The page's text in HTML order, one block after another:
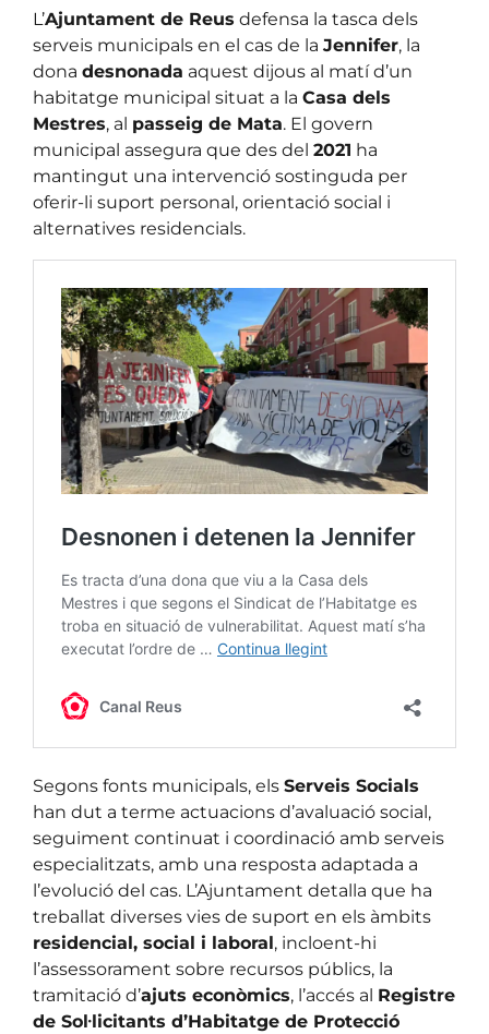
L’Ajuntament de Reus defensa la tasca dels
serveis municipals en el cas de la Jennifer, la
dona desnonada aquest dijous al matí d’un
habitatge municipal situat a la Casa dels
Mestres, al passeig de Mata. El govern
municipal assegura que des del 2021 ha
mantingut una intervenció sostinguda per
oferir-li suport personal, orientació social i
alternatives residencials.
Segons fonts municipals, els Serveis Socials
han dut a terme actuacions d’avaluació social,
seguiment continuat i coordinació amb serveis
especialitzats, amb una resposta adaptada a
l’evolució del cas. L’Ajuntament detalla que ha
treballat diverses vies de suport en els àmbits
residencial, social i laboral, incloent-hi
l’assessorament sobre recursos públics, la
tramitació d’ajuts econòmics, l’accés al Registre
de Sol·licitants d’Habitatge de Protecció